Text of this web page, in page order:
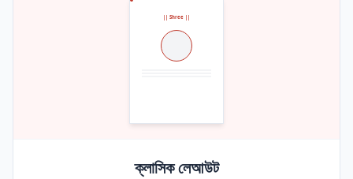
|| Shree ||
ক্লাসিক লেআউট